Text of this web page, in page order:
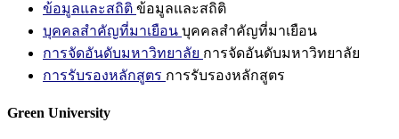
ข้อมูลและสถิติ ข้อมูลและสถิติ
บุคคลสำคัญที่มาเยือน บุคคลสำคัญที่มาเยือน
การจัดอันดับมหาวิทยาลัย การจัดอันดับมหาวิทยาลัย
การรับรองหลักสูตร การรับรองหลักสูตร
Green University